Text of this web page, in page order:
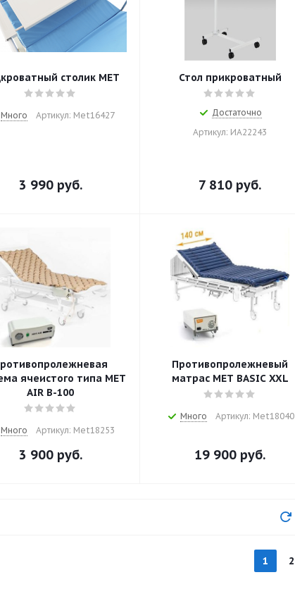
столик МЕТ
Много Артикул: Met16427
3 990руб.
Стол прикроватный
Достаточно
Артикул: ИА22243
7 810 руб.
ячеистого типа MET
AIR B-100
Много Артикул: Met18253
3 900руб.
Противопролежневый
матрас MET BASIC XXL
Много Артикул: Met18040
19 900 руб.
1 2